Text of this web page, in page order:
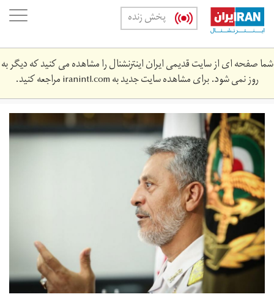
Skip
main
content
پخش زنده
شما صفحه ای از سایت قدیمی ایران اینترنشنال را مشاهده می کنید که دیگر به
روز نمی شود. برای مشاهده سایت جدید بهiranintl.comمراجعه کنید.
sayari-
343443-
1.jpg